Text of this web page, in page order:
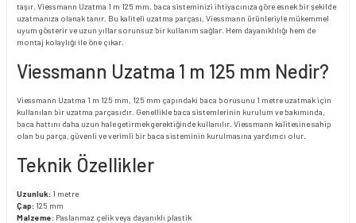
taşır. Viessmann Uzatma 1 m 125 mm, baca sisteminizi ihtiyacınıza göre esnek bir şekilde
uzatmanıza olanak tanır. Bu kaliteli uzatma parçası, Viessmann ürünleriyle mükemmel
uyum gösterir ve uzun yıllar sorunsuz bir kullanım sağlar. Hem dayanıklılığı hem de
montaj kolaylığı ile öne çıkar.
Viessmann Uzatma 1 m 125 mm Nedir?
Viessmann Uzatma 1 m 125 mm, 125 mm çapındaki baca borusunu 1 metre uzatmak için
kullanılan bir uzatma parçasıdır. Genellikle baca sistemlerinin kurulum ve bakımında,
baca hattını daha uzun hale getirmek gerektiğinde kullanılır. Viessmann kalitesine sahip
olan bu parça, güvenli ve verimli bir baca sisteminin kurulmasına yardımcı olur.
Teknik Özellikler
Uzunluk: 1 metre
Çap: 125 mm
Malzeme: Paslanmaz çelik veya dayanıklı plastik